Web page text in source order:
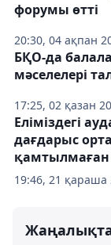
20:30, 04 ақпан
форумы өтті
17:25, 02 қазан
БҚО-да
мәселелері
19:46, 21 қараша
Еліміздегі
дағдарыс
қамтылмаған